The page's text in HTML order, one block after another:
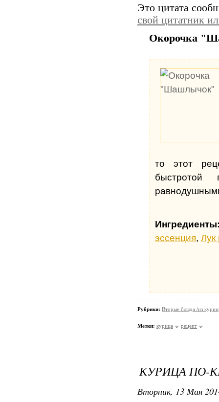
Это цитата
свой цитатник
Окорочка
то этот
быстротой
эссенция, Лук
Рубрики: Вторые блюда /из
Метки: курица рецепт
КУРИЦА ПО-
Вторник, 13 Мая